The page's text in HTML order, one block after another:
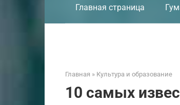
Главная страница
Главная » Культура и образование
10 самых